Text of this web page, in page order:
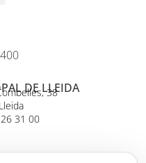
DE LLEIDA
38
31 00